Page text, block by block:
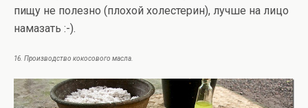
пищу не полезно (плохой холестерин), лучше на лицо
намазать :-).
16. Производство кокосового масла.